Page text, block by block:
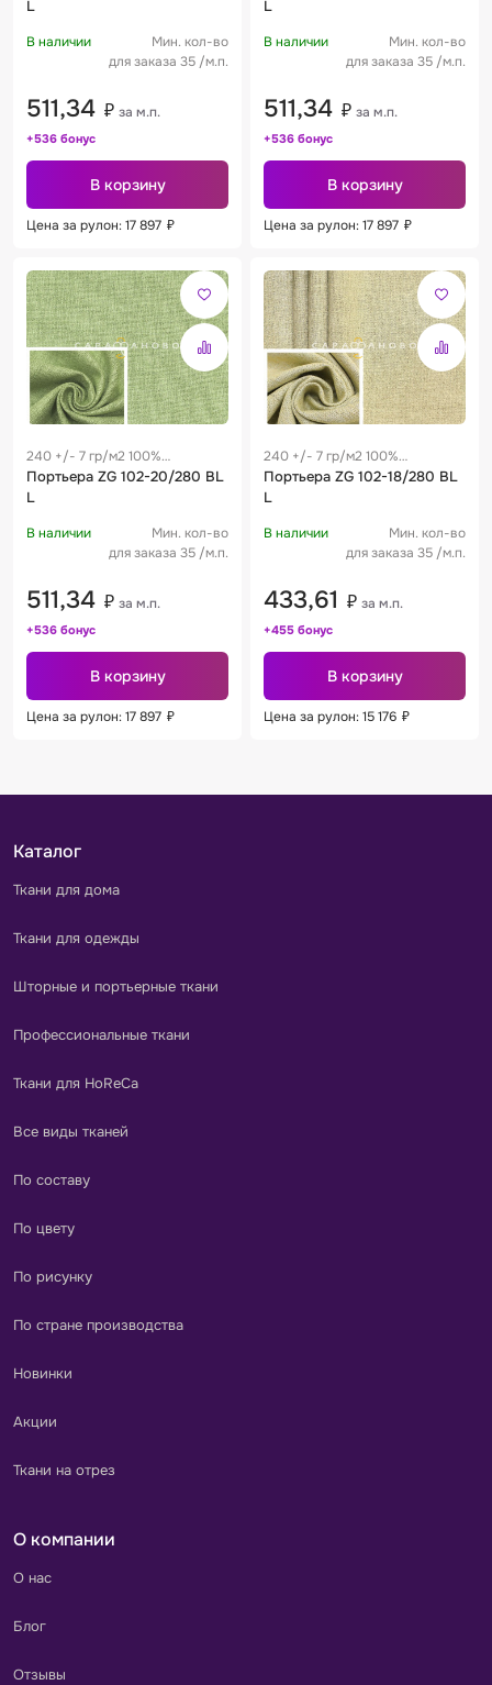
L
В наличии
Мин. кол-во
для заказа 35 /м.п.
511,34 ₽ за м.п.
+536 бонус
В корзину
Цена за рулон: 17 897 ₽
L
В наличии
Мин. кол-во
для заказа 35 /м.п.
511,34 ₽ за м.п.
+536 бонус
В корзину
Цена за рулон: 17 897 ₽
240 +/- 7 гр/м2 100%
полиэстер
Портьера ZG 102-20/280 BL
L
В наличии
Мин. кол-во
для заказа 35 /м.п.
511,34 ₽ за м.п.
+536 бонус
В корзину
Цена за рулон: 17 897 ₽
240 +/- 7 гр/м2 100%
полиэстер
Портьера ZG 102-18/280 BL
L
В наличии
Мин. кол-во
для заказа 35 /м.п.
433,61 ₽ за м.п.
+455 бонус
В корзину
Цена за рулон: 15 176 ₽
Каталог
Ткани для дома
Ткани для одежды
Шторные и портьерные ткани
Профессиональные ткани
Ткани для HoReCa
Все виды тканей
По составу
По цвету
По рисунку
По стране производства
Новинки
Акции
Ткани на отрез
О компании
О нас
Блог
Отзывы